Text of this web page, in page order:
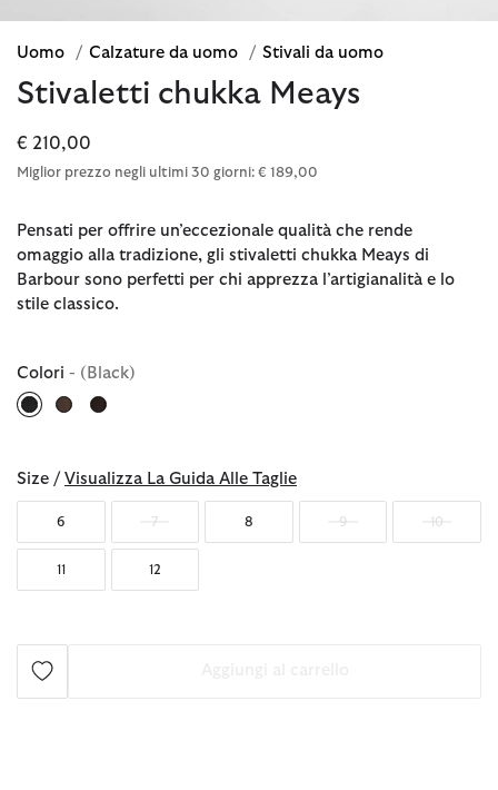
Uomo / Calzature da uomo / Stivali da uomo
Stivaletti chukka Meays
€ 210,00
Miglior prezzo negli ultimi 30 giorni: € 189,00
Pensati per offrire un’eccezionale qualità che rende
omaggio alla tradizione, gli stivaletti chukka Meays di
Barbour sono perfetti per chi apprezza l’artigianalità e lo
stile classico.
Colori - (Black)
Size / Visualizza La Guida Alle Taglie
6 7 8 9 10
11 12